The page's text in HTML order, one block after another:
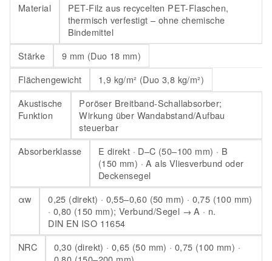
Material
PET-Filz aus recycelten PET-Flaschen,
thermisch verfestigt – ohne chemische
Bindemittel
Stärke
9 mm (Duo 18 mm)
Flächengewicht
1,9 kg/m² (Duo 3,8 kg/m²)
Akustische
Funktion
Poröser Breitband-Schallabsorber;
Wirkung über Wandabstand/Aufbau
steuerbar
Absorberklasse
E direkt · D–C (50–100 mm) · B
(150 mm) · A als Vliesverbund oder
Deckensegel
αw
0,25 (direkt) · 0,55–0,60 (50 mm) · 0,75 (100 mm)
· 0,80 (150 mm); Verbund/Segel → A · n.
DIN EN ISO 11654
NRC
0,30 (direkt) · 0,65 (50 mm) · 0,75 (100 mm) ·